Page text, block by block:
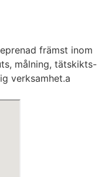
främst inom
målning, tätskikts-
verksamhet.a